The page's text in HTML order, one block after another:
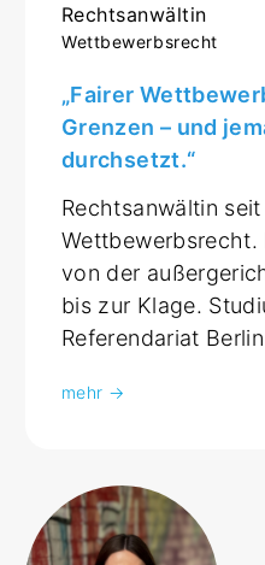
Rechtsanwältin
Wettbewerbsrecht
„Fairer
Grenzen – und
durchsetzt.“
Rechtsanwältin
von der
bis zur Klage.
Referendariat
mehr →